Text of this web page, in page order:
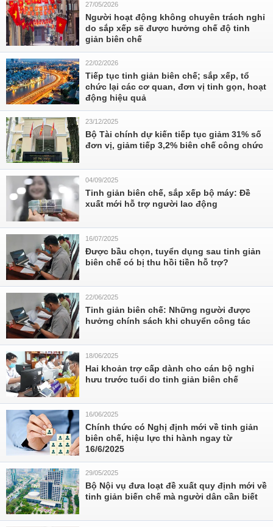
27/05/2026
Người hoạt động không chuyên trách nghỉ
do sắp xếp sẽ được hưởng chế độ tinh
giản biên chế
22/02/2026
Tiếp tục tinh giản biên chế; sắp xếp, tổ
chức lại các cơ quan, đơn vị tinh gọn, hoạt
động hiệu quả
23/12/2025
Bộ Tài chính dự kiến tiếp tục giảm 31% số
đơn vị, giảm tiếp 3,2% biên chế công chức
04/09/2025
Tinh giản biên chế, sắp xếp bộ máy: Đề
xuất mới hỗ trợ người lao động
16/07/2025
Được bầu chọn, tuyển dụng sau tinh giản
biên chế có bị thu hồi tiền hỗ trợ?
22/06/2025
Tinh giản biên chế: Những người được
hưởng chính sách khi chuyển công tác
18/06/2025
Hai khoản trợ cấp dành cho cán bộ nghỉ
hưu trước tuổi do tinh giản biên chế
16/06/2025
Chính thức có Nghị định mới về tinh giản
biên chế, hiệu lực thi hành ngay từ
16/6/2025
29/05/2025
Bộ Nội vụ đưa loạt đề xuất quy định mới về
tinh giản biến chế mà người dân cần biết